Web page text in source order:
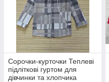
Сорочки-курточки Теплеві
підліткові гуртом для
дівчинки та хлопчика